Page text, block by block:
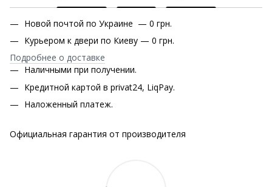
Новой почтой по Украине — 0 грн.
Курьером к двери по Киеву — 0 грн.
Подробнее о доставке
Наличными при получении.
Кредитной картой в privat24, LiqPay.
Наложенный платеж.
Официальная гарантия от производителя